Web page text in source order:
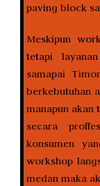
paving block
Meskipun
tetapi
samapai
berkebutuhan
manapun akan
secara
konsumen
workshop
medan maka